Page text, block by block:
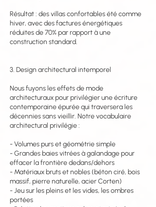
Résultat : des villas confortables été comme
hiver, avec des factures énergétiques
réduites de 70% par rapport à une
construction standard.
3. Design architectural intemporel
Nous fuyons les effets de mode
architecturaux pour privilégier une écriture
contemporaine épurée qui traversera les
décennies sans vieillir. Notre vocabulaire
architectural privilégie :
- Volumes purs et géométrie simple
- Grandes baies vitrées à galandage pour
effacer la frontière dedans/dehors
- Matériaux bruts et nobles (béton ciré, bois
massif, pierre naturelle, acier Corten)
- Jeu sur les pleins et les vides, les ombres
portées